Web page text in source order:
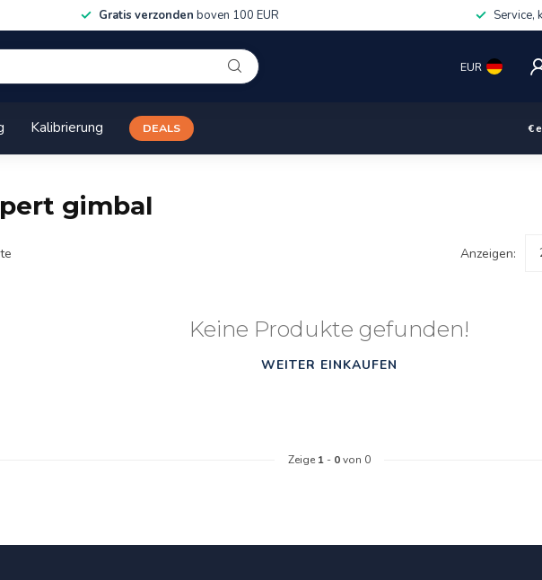
Gratis verzonden boven 100 EUR Service,
EUR
Kalibrierung DEALS €
gimbal
Anzeigen:
Keine Produkte gefunden!
WEITER EINKAUFEN
Zeige 1 - 0von 0